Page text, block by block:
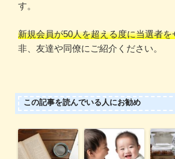
す。
新規会員が50人を超える度に当選者を
非、友達や同僚にご紹介ください。
この記事を読んでいる人にお勧め